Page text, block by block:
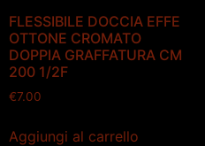
FLESSIBILE DOCCIA EFFE
OTTONE CROMATO
DOPPIA GRAFFATURA CM
200 1/2F
€7.00
Aggiungi al carrello